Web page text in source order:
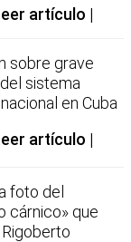
artículo
sobre grave
sistema
en Cuba
artículo
foto del
cárnico» que